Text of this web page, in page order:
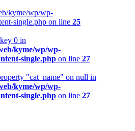
kyme/wp/wp-
single.php on line 25
0 in
kyme/wp/wp-
single.php on line 27
"cat_name" on null in
kyme/wp/wp-
single.php on line 27